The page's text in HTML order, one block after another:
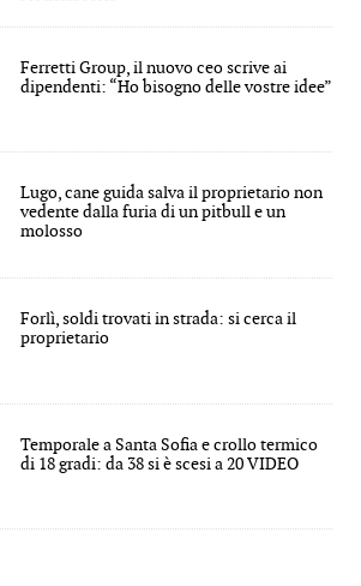
Ferretti Group, il nuovo ceo scrive ai
dipendenti: “Ho bisogno delle vostre idee”
Lugo, cane guida salva il proprietario non
vedente dalla furia di un pitbull e un
molosso
Forlì, soldi trovati in strada: si cerca il
proprietario
Temporale a Santa Sofia e crollo termico
di 18 gradi: da 38 si è scesi a 20 VIDEO